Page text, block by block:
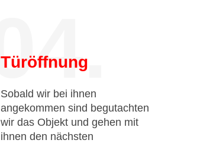
04.
Türöffnung
Sobald wir bei ihnen
angekommen sind begutachten
wir das Objekt und gehen mit
ihnen den nächsten